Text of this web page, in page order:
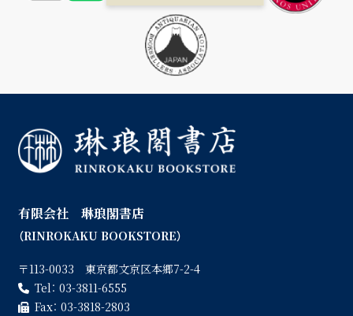
有限会社 琳琅閣書店
（RINROKAKU BOOKSTORE）
〒113-0033 東京都文京区本郷7-2-4
Tel： 03-3811-6555
Fax： 03-3818-2803